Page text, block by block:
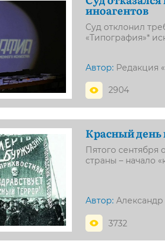
иноагентов
Суд отклонил
«Типография»*
Автор: Редакция
2904
Красный день
Пятого сентября
страны – начало
Автор:
3732